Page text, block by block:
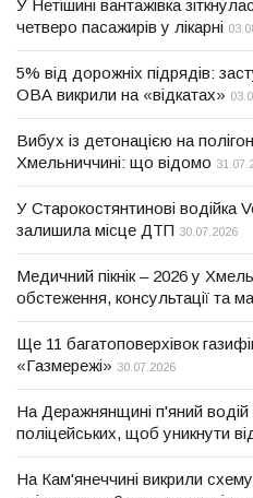
У Нетішині вантажівка
четверо пасажирів у лікарні
5% від дорожніх підрядів:
ОВА викрили на «відкатах»
Вибух із детонацією на
Хмельниччині: що відомо
У Старокостянтинові водійка
залишила місце ДТП 30.07.2026
Медичний пікнік – 2026 у
обстеження, консультації та
Ще 11 багатоповерхівок
«Газмережі» 30.07.2026
На Деражнянщині п'яний водій
поліцейських, щоб уникнути
На Кам'янеччині викрили